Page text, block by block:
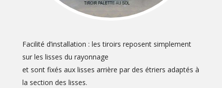
Facilité d’installation : les tiroirs reposent simplement
sur les lisses du rayonnage
et sont fixés aux lisses arrière par des étriers adaptés à
la section des lisses.